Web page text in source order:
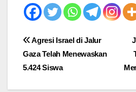
Post
navigation
Agresi Israel di Jalur
Gaza Telah Menewaskan
5.424 Siswa